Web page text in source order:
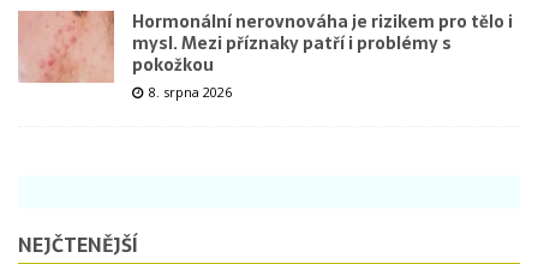
Hormonální nerovnováha je rizikem pro tělo i
mysl. Mezi příznaky patří i problémy s
pokožkou
8. srpna 2026
NEJČTENĚJŠÍ